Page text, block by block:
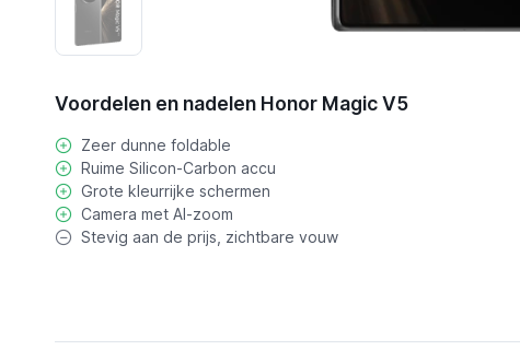
Voordelen en nadelen Honor Magic V5
Zeer dunne foldable
Ruime Silicon-Carbon accu
Grote kleurrijke schermen
Camera met AI-zoom
Stevig aan de prijs, zichtbare vouw